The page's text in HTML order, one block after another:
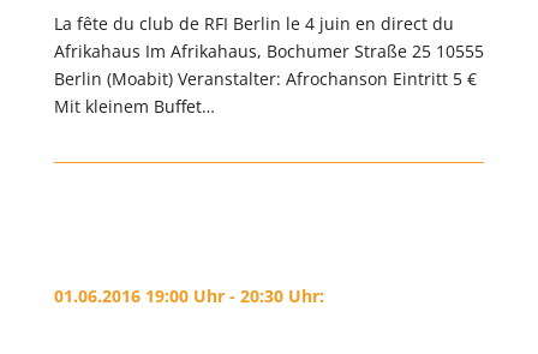
La fête du club de RFI Berlin le 4 juin en direct du
Afrikahaus Im Afrikahaus, Bochumer Straße 25 10555
Berlin (Moabit) Veranstalter: Afrochanson Eintritt 5 €
Mit kleinem Buffet…
01.06.2016 19:00 Uhr - 20:30 Uhr: